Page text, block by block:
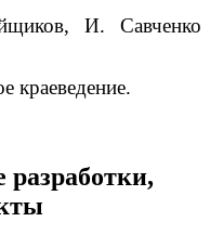
И. Савченко
краеведение.
разработки,